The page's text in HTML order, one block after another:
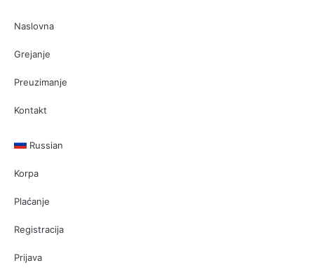
Naslovna
Grejanje
Preuzimanje
Kontakt
Russian
Korpa
Plaćanje
Registracija
Prijava